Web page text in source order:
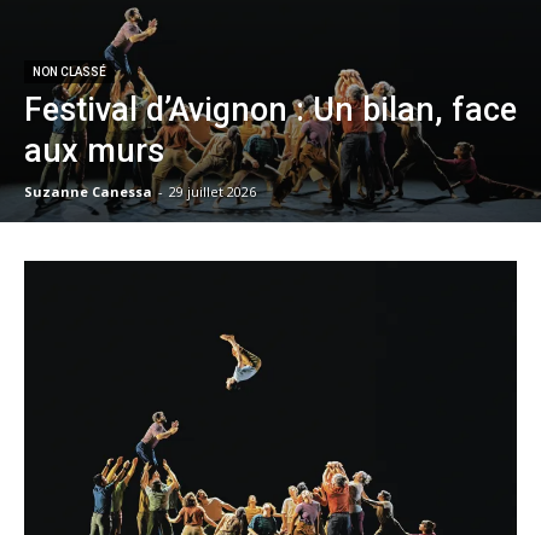
NON CLASSÉ
Festival d’Avignon : Un bilan, face
aux murs
Suzanne Canessa - 29 juillet 2026